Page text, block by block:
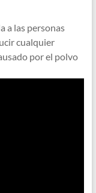
a las personas
cualquier
por el polvo